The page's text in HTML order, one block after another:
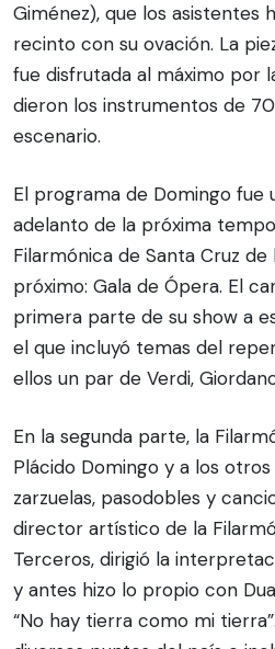
Giménez), que los asistentes
recinto con su ovación. La
fue disfrutada al máximo por
dieron los instrumentos de
escenario.
El programa de Domingo fue
adelanto de la próxima
Filarmónica de Santa Cruz
próximo: Gala de Ópera. El
primera parte de su show a
el que incluyó temas del
ellos un par de Verdi,
En la segunda parte, la
Plácido Domingo y a los
zarzuelas, pasodobles y
director artístico de la
Terceros, dirigió la
y antes hizo lo propio con
“No hay tierra como mi